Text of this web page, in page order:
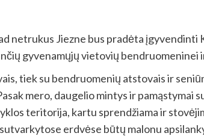
netrukus Jiezne bus pradėta
gyvenamųjų vietovių bendruomeninei
tiek su bendruomenių atstovais ir
mero, daugelio mintys ir
teritorija, kartu sprendžiama ir
erdvėse būtų malonu